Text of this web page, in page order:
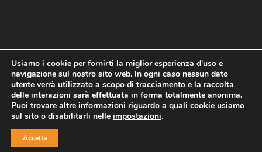
Home Statuto e bilancio
Contatti
Privacy
Cookie Child Protection Policy
Copyright © 2021 AddioPizzo | Tutti i diritti riservati | Sede
Usiamo i cookie per fornirti la miglior esperienza d'uso e
navigazione sul nostro sito web. In ogni caso nessun dato
utente verrà utilizzato a scopo di tracciamento e la raccolta
delle interazioni sarà effettuata in forma totalmente anonima.
Puoi trovare altre informazioni riguardo a quali cookie usiamo
sul sito o disabilitarli nelle impostazioni.
Accetta